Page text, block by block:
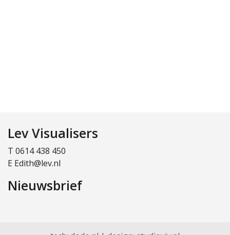
Lev Visualisers
T 0614 438 450
E Edith@lev.nl
Nieuwsbrief